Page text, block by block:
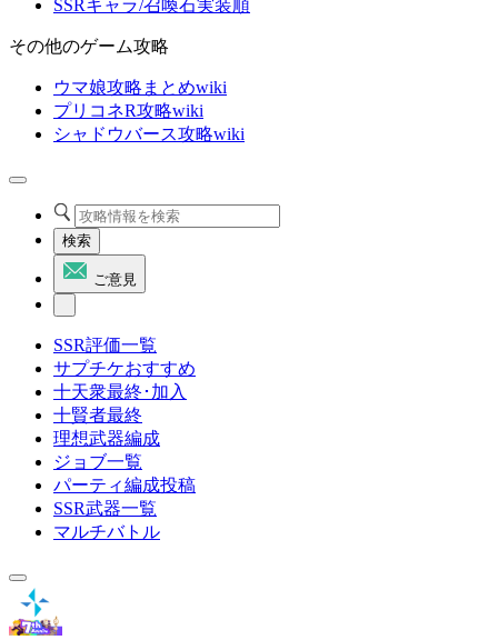
SSRキャラ/召喚石実装順
その他のゲーム攻略
ウマ娘攻略まとめwiki
プリコネR攻略wiki
シャドウバース攻略wiki
検索
ご意見
SSR評価一覧
サプチケおすすめ
十天衆最終･加入
十賢者最終
理想武器編成
ジョブ一覧
パーティ編成投稿
SSR武器一覧
マルチバトル